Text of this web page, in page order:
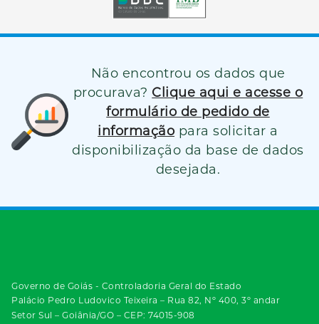
Não encontrou os dados que
procurava? Clique aqui e acesse o
formulário de pedido de
informação para solicitar a
disponibilização da base de dados
desejada.
Governo de Goiás - Controladoria Geral do Estado
Palácio Pedro Ludovico Teixeira – Rua 82, Nº 400, 3º andar
Setor Sul – Goiânia/GO – CEP: 74015-908